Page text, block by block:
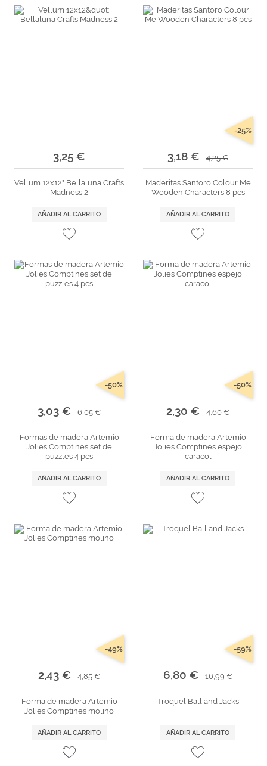
3,25 €
Vellum 12x12" Bellaluna Crafts
Madness 2
AÑADIR AL CARRITO
3,18 € 4,25 €
-25%
Maderitas Santoro Colour Me
Wooden Characters 8 pcs
AÑADIR AL CARRITO
3,03 € 6,05 €
-50%
Formas de madera Artemio
Jolies Comptines set de
puzzles 4 pcs
AÑADIR AL CARRITO
2,30 € 4,60 €
-50%
Forma de madera Artemio
Jolies Comptines espejo
caracol
AÑADIR AL CARRITO
2,43 € 4,85 €
-49%
Forma de madera Artemio
Jolies Comptines molino
AÑADIR AL CARRITO
6,80 € 16,99 €
-59%
Troquel Ball and Jacks
AÑADIR AL CARRITO